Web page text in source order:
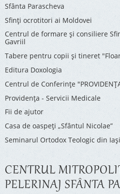
Sfânta Parascheva
Sfinți ocrotitori ai Moldovei
Centrul de formare și consiliere
Gavriil
Tabere pentru copii şi tineret
Editura Doxologia
Centrul de Conferinţe
Providenţa - Servicii Medicale
Fii de ajutor
Casa de oaspeți „Sfântul Nicolae”
Seminarul Ortodox Teologic din
CENTRUL
PELERINAJ SFÂNTA